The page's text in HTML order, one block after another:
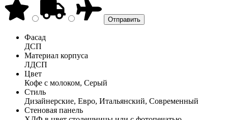
Фасад
ДСП
Материал корпуса
ЛДСП
Цвет
Кофе с молоком, Серый
Стиль
Дизайнерские, Евро, Итальянский, Современный
Стеновая панель